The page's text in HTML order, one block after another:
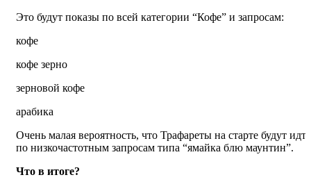
Это будут показы по всей категории “Кофе” и запросам:
кофе
кофе зерно
зерновой кофе
арабика
Очень малая вероятность, что Трафареты на старте будут
по низкочастотным запросам типа “ямайка блю маунтин”.
Что в итоге?